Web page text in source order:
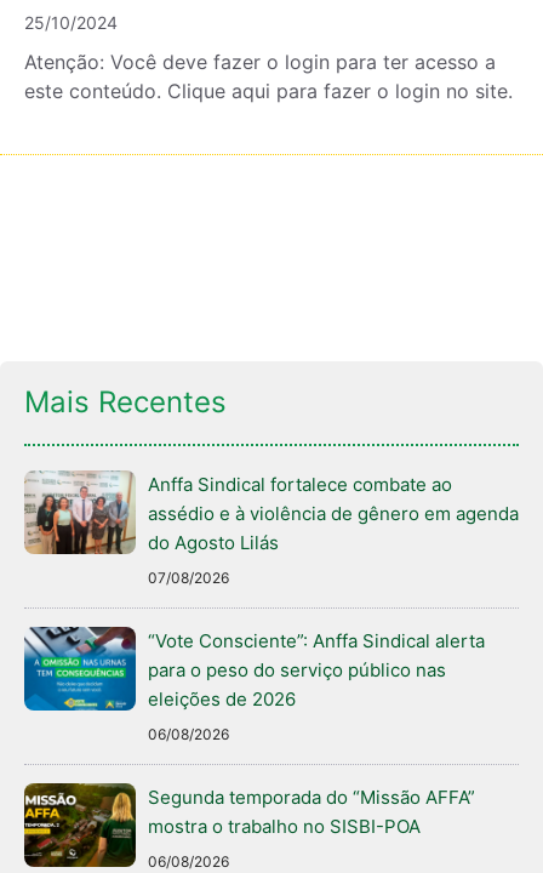
25/10/2024
Atenção: Você deve fazer o login para ter acesso a
este conteúdo. Clique aqui para fazer o login no site.
Mais Recentes
Anffa Sindical fortalece combate ao
assédio e à violência de gênero em agenda
do Agosto Lilás
07/08/2026
“Vote Consciente”: Anffa Sindical alerta
para o peso do serviço público nas
eleições de 2026
06/08/2026
Segunda temporada do “Missão AFFA”
mostra o trabalho no SISBI-POA
06/08/2026